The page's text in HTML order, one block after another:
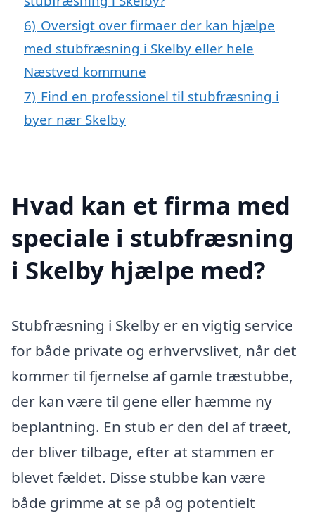
6) Oversigt over firmaer der kan hjælpe
med stubfræsning i Skelby eller hele
Næstved kommune
7) Find en professionel til stubfræsning i
byer nær Skelby
Hvad kan et firma med
speciale i stubfræsning
i Skelby hjælpe med?
Stubfræsning i Skelby er en vigtig service
for både private og erhvervslivet, når det
kommer til fjernelse af gamle træstubbe,
der kan være til gene eller hæmme ny
beplantning. En stub er den del af træet,
der bliver tilbage, efter at stammen er
blevet fældet. Disse stubbe kan være
både grimme at se på og potentielt